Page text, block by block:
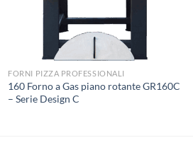
FORNI PIZZA PROFESSIONALI
160 Forno a Gas piano rotante GR160C
– Serie Design C